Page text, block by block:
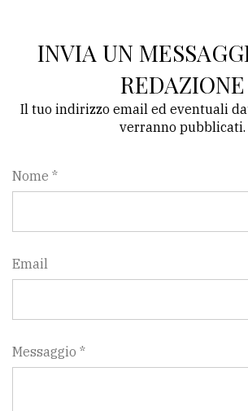
INVIA UN
REDAZIONE
Il tuo indirizzo email ed eventuali
verranno pubblicati.
Nome *
Email
Messaggio *